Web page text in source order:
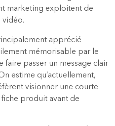
marketing exploitent de
vidéo.
apprécié
mémorisable par le
faire passer un message clair
estime qu’actuellement,
visionner une courte
produit avant de